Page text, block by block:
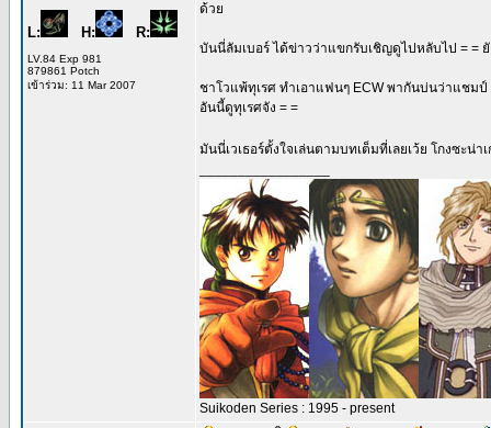
L: H: R:
LV.84 Exp 981
879861 Potch
เข้าร่วม: 11 Mar 2007
ด้วย
บันนี่ลัมเบอร์ ได้ข่าวว่าแขกรับเชิญดูไปหลับไป = =
ชาโวแพ้ทุเรศ ทำเอาแฟนๆ ECW พากันบ่นว่าแชม
อันนี้ดูทุเรศจัง = =
มันนี่เวเธอร์ตั้งใจเล่นตามบทเต็มที่เลยเว้ย โกงซะน่
Suikoden Series : 1995 - present